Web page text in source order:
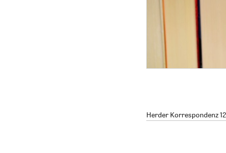
Herder Korrespondenz